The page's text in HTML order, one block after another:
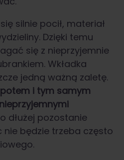
silnie pocił, materiał
Dzięki temu
się z nieprzyjemnie
Wkładka
jedną ważną zaletę.
i tym samym
dłużej pozostanie
będzie trzeba często